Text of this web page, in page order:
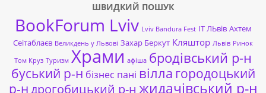
ШВИДКИЙ ПОШУК
BookForum Lviv Lviv Bandura Fest ІТ ЛЬвів Ахтем
Сеітаблаєв Великдень у Львові Захар Беркут Кляштор Львів Ринок
Том Круз Туризм Храми афіша бродівський р-н
буський р-н бізнес пані вілла городоцький
р-ндрогобицький р-н жидачівський р-н